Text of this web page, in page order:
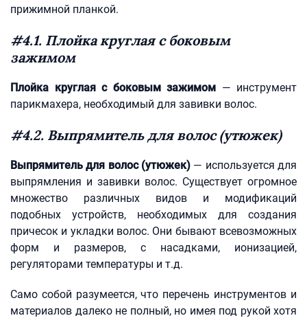
прижимной планкой.
#4.1. Плойка круглая с боковым
зажимом
Плойка круглая с боковым зажимом — инструмент
парикмахера, необходимый для завивки волос.
#4.2. Выпрямитель для волос (утюжек)
Выпрямитель для волос (утюжек) — используется для
выпрямления и завивки волос. Существует огромное
множество различных видов и модификаций
подобных устройств, необходимых для создания
причесок и укладки волос. Они бывают всевозможных
форм и размеров, с насадками, ионизацией,
регуляторами температуры и т.д.
Само собой разумеется, что перечень инструментов и
материалов далеко не полный, но имея под рукой хотя